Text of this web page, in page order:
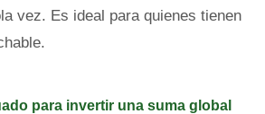
vez. Es ideal para quienes tienen
para invertir una suma global